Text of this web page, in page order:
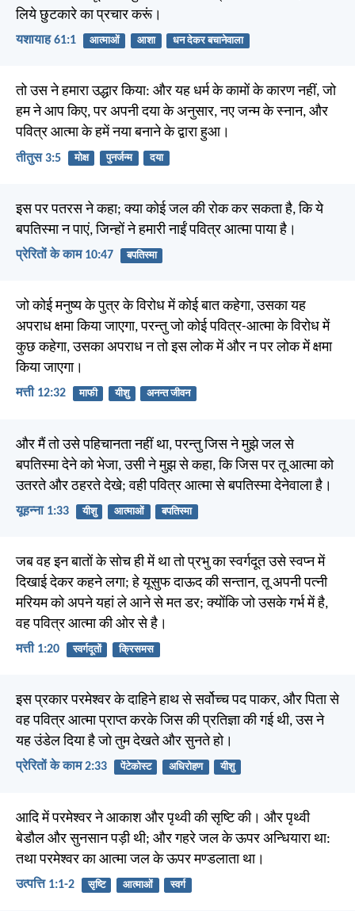
लिये छुटकारे का प्रचार करूं।
यशायाह 61:1 आत्माओं आशा धन देकर बचानेवाला
तो उस ने हमारा उद्धार किया: और यह धर्म के कामों के कारण नहीं, जो
हम ने आप किए, पर अपनी दया के अनुसार, नए जन्म के स्नान, और
पवित्र आत्मा के हमें नया बनाने के द्वारा हुआ।
तीतुस 3:5 मोक्ष पुनर्जन्म दया
इस पर पतरस ने कहा; क्या कोई जल की रोक कर सकता है, कि ये
बपतिस्मा न पाएं, जिन्हों ने हमारी नाईं पवित्र आत्मा पाया है।
प्रेरितों के काम 10:47 बपतिस्मा
जो कोई मनुष्य के पुत्र के विरोध में कोई बात कहेगा, उसका यह
अपराध क्षमा किया जाएगा, परन्तु जो कोई पवित्र-आत्मा के विरोध में
कुछ कहेगा, उसका अपराध न तो इस लोक में और न पर लोक में क्षमा
किया जाएगा।
मत्ती 12:32 माफी यीशु अनन्त जीवन
और मैं तो उसे पहिचानता नहीं था, परन्तु जिस ने मुझे जल से
बपतिस्मा देने को भेजा, उसी ने मुझ से कहा, कि जिस पर तू आत्मा को
उतरते और ठहरते देखे; वही पवित्र आत्मा से बपतिस्मा देनेवाला है।
यूहन्ना 1:33 यीशु आत्माओं बपतिस्मा
जब वह इन बातों के सोच ही में था तो प्रभु का स्वर्गदूत उसे स्वप्न में
दिखाई देकर कहने लगा; हे यूसुफ दाऊद की सन्तान, तू अपनी पत्नी
मरियम को अपने यहां ले आने से मत डर; क्योंकि जो उसके गर्भ में है,
वह पवित्र आत्मा की ओर से है।
मत्ती 1:20 स्वर्गदूतों क्रिसमस
इस प्रकार परमेश्वर के दाहिने हाथ से सर्वोच्च पद पाकर, और पिता से
वह पवित्र आत्मा प्राप्त करके जिस की प्रतिज्ञा की गई थी, उस ने
यह उंडेल दिया है जो तुम देखते और सुनते हो।
प्रेरितों के काम 2:33 पेंटेकोस्ट अधिरोहण यीशु
आदि में परमेश्वर ने आकाश और पृथ्वी की सृष्टि की। और पृथ्वी
बेडौल और सुनसान पड़ी थी; और गहरे जल के ऊपर अन्धियारा था:
तथा परमेश्वर का आत्मा जल के ऊपर मण्डलाता था।
उत्पत्ति 1:1-2 सृष्टि आत्माओं स्वर्ग